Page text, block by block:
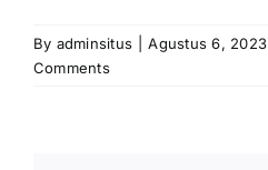
By adminsitus Agustus 6, 2023
Comments